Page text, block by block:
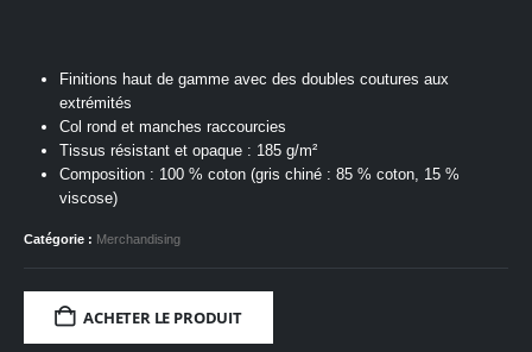
Finitions haut de gamme avec des doubles coutures aux
extrémités
Col rond et manches raccourcies
Tissus résistant et opaque : 185 g/m²
Composition : 100 % coton (gris chiné : 85 % coton, 15 %
viscose)
Catégorie : Merchandising
ACHETER LE PRODUIT